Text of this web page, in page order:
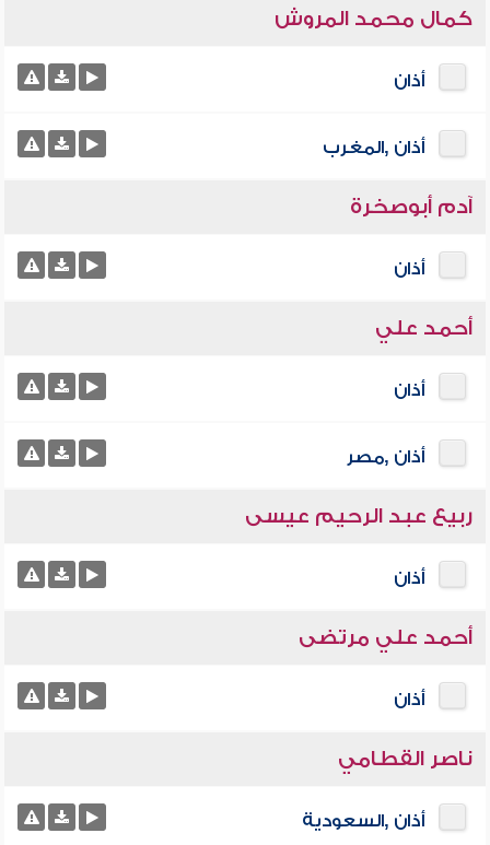
كمال محمد المروش
أذان
أذان ,المغرب
آدم أبوصخرة
أذان
أحمد علي
أذان
أذان ,مصر
ربيع عبد الرحيم عيسى
أذان
أحمد علي مرتضى
أذان
ناصر القطامي
أذان ,السعودية